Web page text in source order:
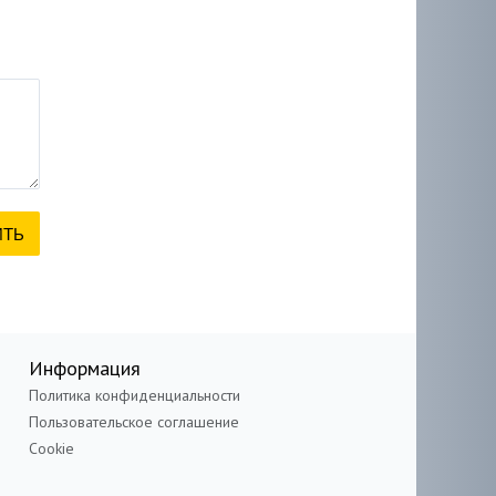
Информация
Политика конфиденциальности
Пользовательское соглашение
Cookie